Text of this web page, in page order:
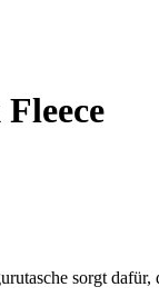
sorgt dafür,